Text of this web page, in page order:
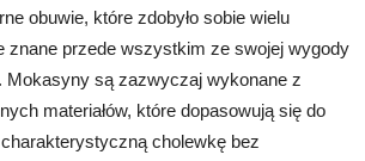
obuwie, które zdobyło sobie wielu
znane przede wszystkim ze swojej wygody
Mokasyny są zazwyczaj wykonane z
materiałów, które dopasowują się do
cholewkę bez